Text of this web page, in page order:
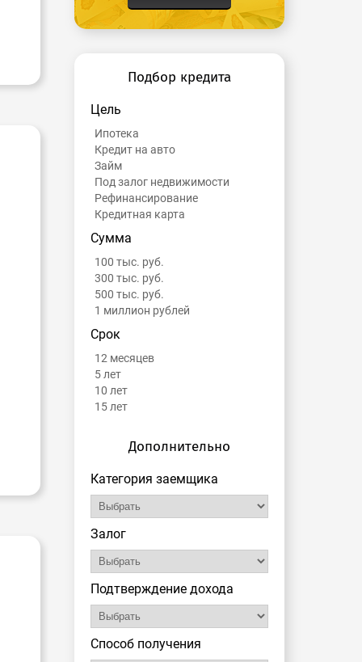
Подбор кредита
Цель
Ипотека
Кредит на авто
Займ
Под залог недвижимости
Рефинансирование
Кредитная карта
Сумма
100 тыс. руб.
300 тыс. руб.
500 тыс. руб.
1 миллион рублей
Срок
12 месяцев
5 лет
10 лет
15 лет
Дополнительно
Категория заемщика
Залог
Подтверждение дохода
Способ получения